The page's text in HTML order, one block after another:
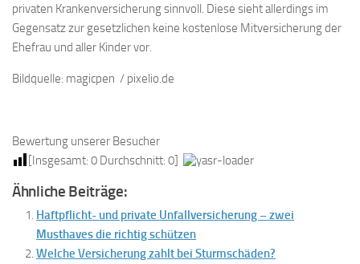
privaten Krankenversicherung sinnvoll. Diese sieht allerdings im
Gegensatz zur gesetzlichen keine kostenlose Mitversicherung der
Ehefrau und aller Kinder vor.
Bildquelle: magicpen / pixelio.de
Bewertung unserer Besucher
[Insgesamt: 0 Durchschnitt: 0]
Ähnliche Beiträge:
Haftpflicht- und private Unfallversicherung – zwei
Musthaves die richtig schützen
Welche Versicherung zahlt bei Sturmschäden?